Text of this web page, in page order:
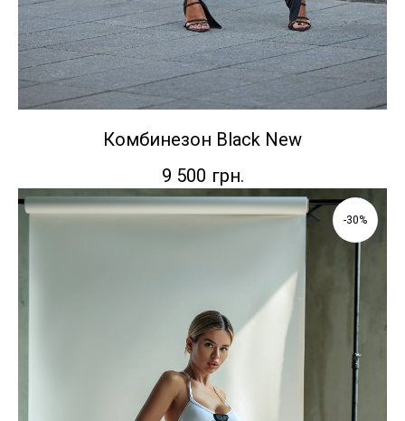
Комбинезон Black New
9 500 грн.
-30%